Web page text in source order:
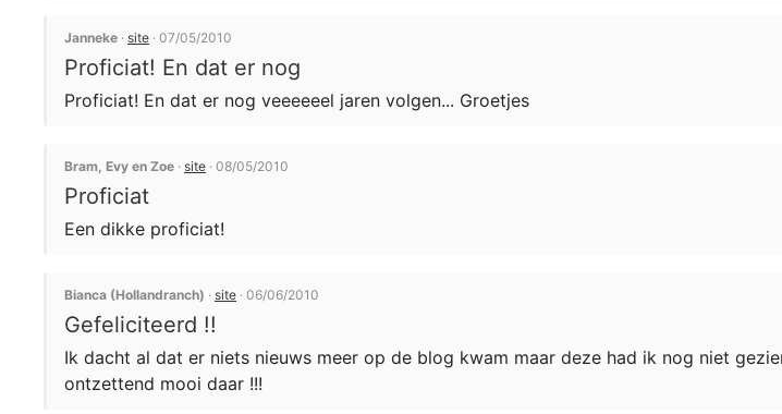
Janneke · site · 07/05/2010
Proficiat! En dat er nog
Proficiat! En dat er nog veeeeeel jaren volgen... Groetjes
Bram, Evy en Zoe · site · 08/05/2010
Proficiat
Een dikke proficiat!
Bianca (Hollandranch) · site · 06/06/2010
Gefeliciteerd !!
Ik dacht al dat er niets nieuws meer op de blog kwam maar deze had ik nog niet
ontzettend mooi daar !!!